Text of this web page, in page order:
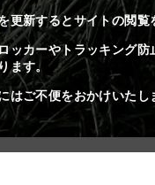
更新するとサイトの閲覧
ッカーやトラッキング
ます。
はご不便をおかけいたし